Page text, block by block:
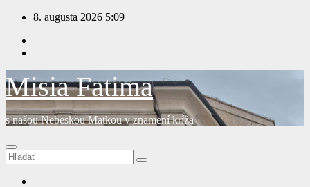
Prejsť
obsah
8. augusta 2026 5:09
Misia Fatima
s našou Nebeskou Matkou v znamení kríža